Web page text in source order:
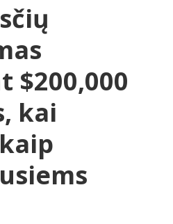
$200,000
kai